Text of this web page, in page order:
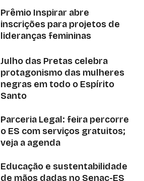
Prêmio Inspirar abre
inscrições para projetos de
lideranças femininas
Julho das Pretas celebra
protagonismo das mulheres
negras em todo o Espírito
Santo
Parceria Legal: feira percorre
o ES com serviços gratuitos;
veja a agenda
Educação e sustentabilidade
de mãos dadas no Senac-ES